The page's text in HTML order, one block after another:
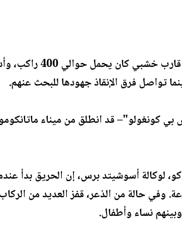
وقع الحادث عندما
تواصل فرق الإنقاذ جهودها للبحث عنهم.
كونغولو"– قد انطلق من ميناء ماتانكومو
لوكالة أسوشيتد برس، إن الحريق بدأ
وفي حالة من الذعر، قفز العديد من
نساء وأطفال.